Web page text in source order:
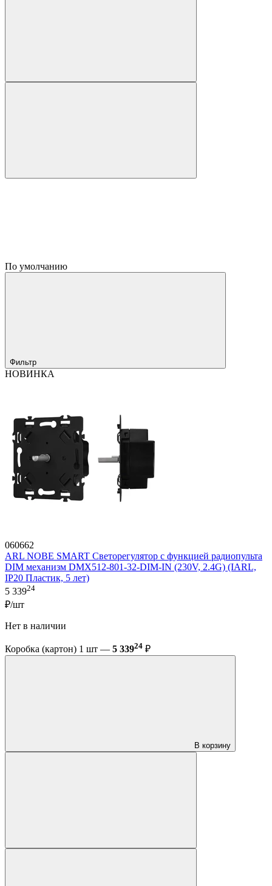
По умолчанию
Фильтр
НОВИНКА
060662
ARL NOBE SMART Светорегулятор с функцией радиопульта
DIM механизм DMX512-801-32-DIM-IN (230V, 2.4G) (IARL,
IP20 Пластик, 5 лет)
5 33924
₽/шт
Нет в наличии
Коробка (картон) 1 шт — 5 33924 ₽
В корзину